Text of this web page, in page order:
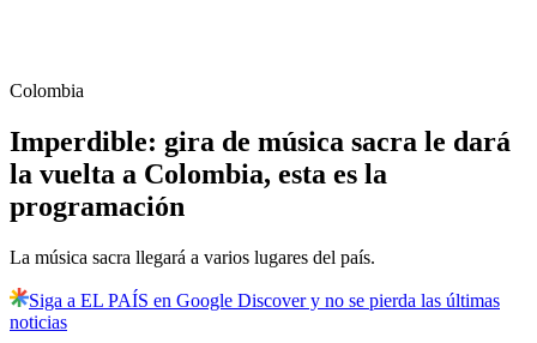
Colombia
Imperdible: gira de música sacra le dará
la vuelta a Colombia, esta es la
programación
La música sacra llegará a varios lugares del país.
Siga a EL PAÍS en Google Discover y no se pierda las últimas
noticias